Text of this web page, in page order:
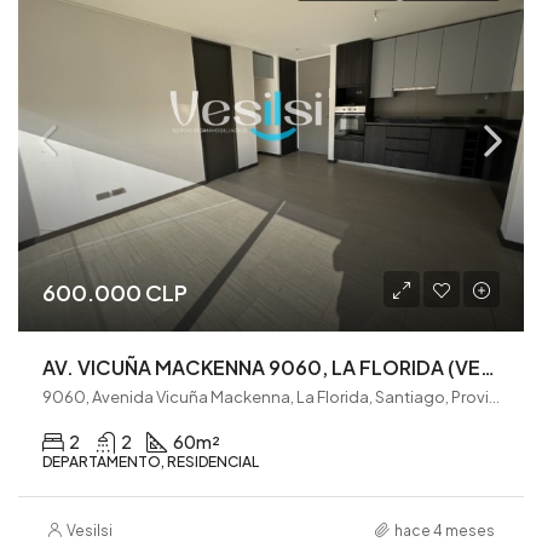
600.000 CLP
AV. VICUÑA MACKENNA 9060, LA FLORIDA (VE0322)
2 2 60m²
DEPARTAMENTO, RESIDENCIAL
Vesilsi hace 4 meses